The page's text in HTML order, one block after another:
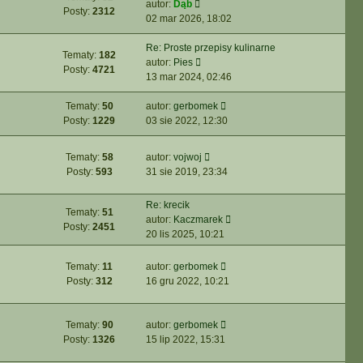
s
t
y
o
t
a
n
w
z
y
s
i
e
t
l
n
a
j
n
o
w
s
p
s
Posty: 2312
autor: Dąb
y
ś
w
i
e
t
l
n
a
n
o
w
z
y
o
02 mar 2026, 18:02
Tematy: 182
Posty: 4721
Re: Proste przepisy kulinarne
autor: Pies
y
ś
w
e
l
n
a
n
o
s
o
s
13 mar 2024, 02:46
Tematy: 50
Posty: 1229
autor: gerbomek
y
ś
e
t
n
o
03 sie 2022, 12:30
Tematy: 58
Posty: 593
autor: vojwoj
y
i
e
t
n
a
j
o
w
s
31 sie 2019, 23:34
Tematy: 51
Posty: 2451
Re: krecik
autor: Kaczmarek
ś
t
20 lis 2025, 10:21
Tematy: 11
Posty: 312
autor: gerbomek
y
16 gru 2022, 10:21
Tematy: 90
Posty: 1326
autor: gerbomek
15 lip 2022, 15:31